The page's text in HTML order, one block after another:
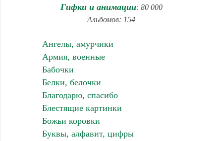
Гифки и анимации: 80 000
Альбомов: 154
Ангелы, амурчики
Армия, военные
Бабочки
Белки, белочки
Благодарю, спасибо
Блестящие картинки
Божьи коровки
Буквы, алфавит, цифры